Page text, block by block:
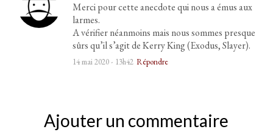
Merci pour cette anecdote qui nous a émus aux
larmes.
A vérifier néanmoins mais nous sommes presque
sûrs qu’il s’agit de Kerry King (Exodus, Slayer).
14 mai 2020 - 13h42 Répondre
Ajouter un commentaire